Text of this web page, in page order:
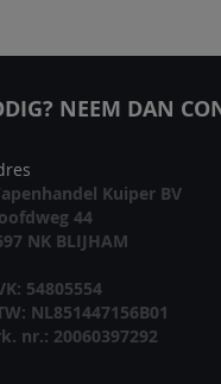
NEEM DAN
Kuiper BV
44
NK BLIJHAM
54805554
NL851447156B01
nr.: 20060397292